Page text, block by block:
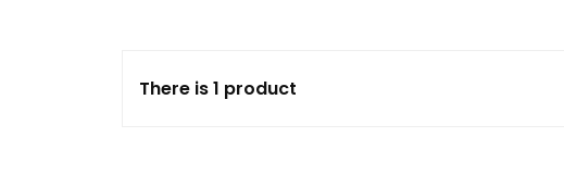
There is 1 product